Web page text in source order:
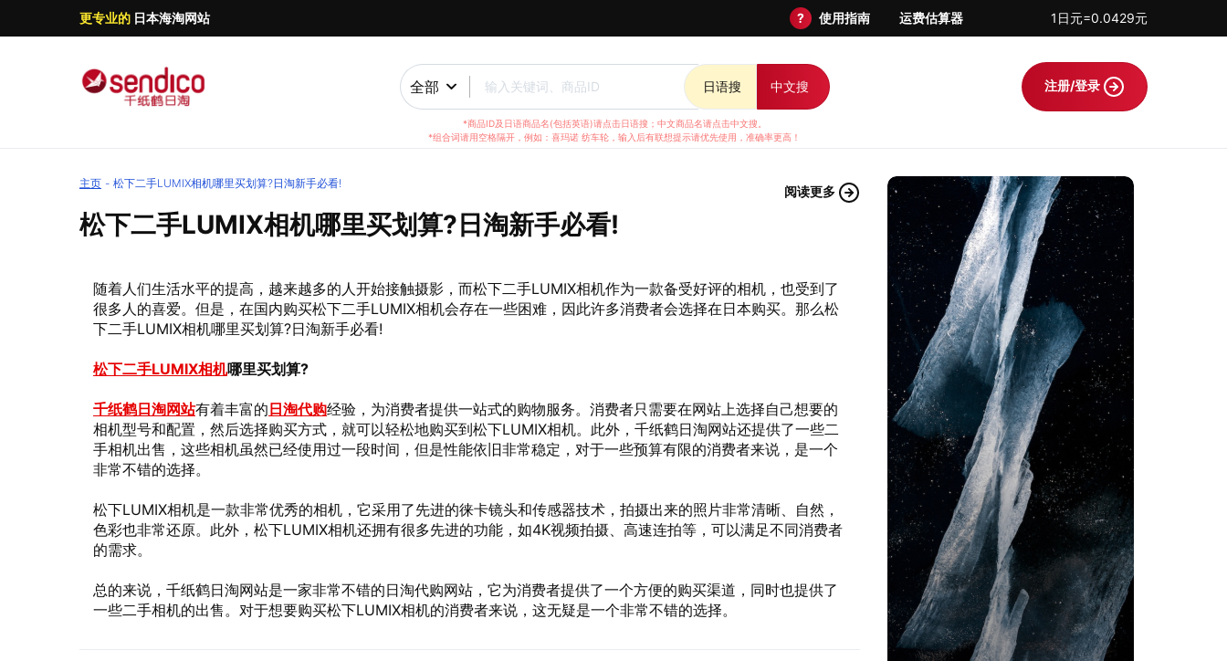
更专业的 日本海淘网站 ? 使用指南 运费估算器 1日元=0.0429元
全部 输入关键词、商品ID 日语搜 中文搜
*商品ID及日语商品名(包括英语)请点击日语搜；中文商品名请点击中文搜。
*组合词请用空格隔开，例如：喜玛诺 纺车轮，输入后有联想提示请优先使用，准确率更高！
注册/登录
主页 松下二手LUMIX相机哪里买划算?日淘新手必看!
阅读更多
松下二手LUMIX相机哪里买划算?日淘新手必看!
随着人们生活水平的提高，越来越多的人开始接触摄影，而松下二手LUMIX相机作为一款备受好评的相机，也受到了
很多人的喜爱。但是，在国内购买松下二手LUMIX相机会存在一些困难，因此许多消费者会选择在日本购买。那么松
下二手LUMIX相机哪里买划算?日淘新手必看!
松下二手LUMIX相机哪里买划算?
千纸鹤日淘网站有着丰富的 日淘代购经验，为消费者提供一站式的购物服务。消费者只需要在网站上选择自己想要的
相机型号和配置，然后选择购买方式，就可以轻松地购买到松下LUMIX相机。此外，千纸鹤日淘网站还提供了一些二
手相机出售，这些相机虽然已经使用过一段时间，但是性能依旧非常稳定，对于一些预算有限的消费者来说，是一个
非常不错的选择。
松下LUMIX相机是一款非常优秀的相机，它采用了先进的徕卡镜头和传感器技术，拍摄出来的照片非常清晰、自然，
色彩也非常还原。此外，松下LUMIX相机还拥有很多先进的功能，如4K视频拍摄、高速连拍等，可以满足不同消费者
的需求。
总的来说，千纸鹤日淘网站是一家非常不错的日淘代购网站，它为消费者提供了一个方便的购买渠道，同时也提供了
一些二手相机的出售。对于想要购买松下LUMIX相机的消费者来说，这无疑是一个非常不错的选择。